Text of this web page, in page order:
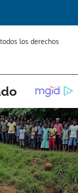
los derechos